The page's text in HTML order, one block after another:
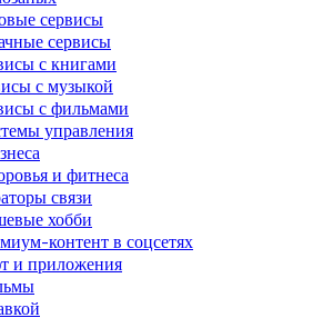
сервисы
сервисы
с книгами
с музыкой
с фильмами
управления
и фитнеса
связи
хобби
контент в соцсетях
и приложения